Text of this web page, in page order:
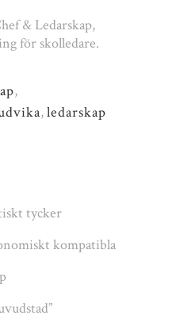
& Ledarskap,
för skolledare.
,
,ledarskap
tycker
kompatibla